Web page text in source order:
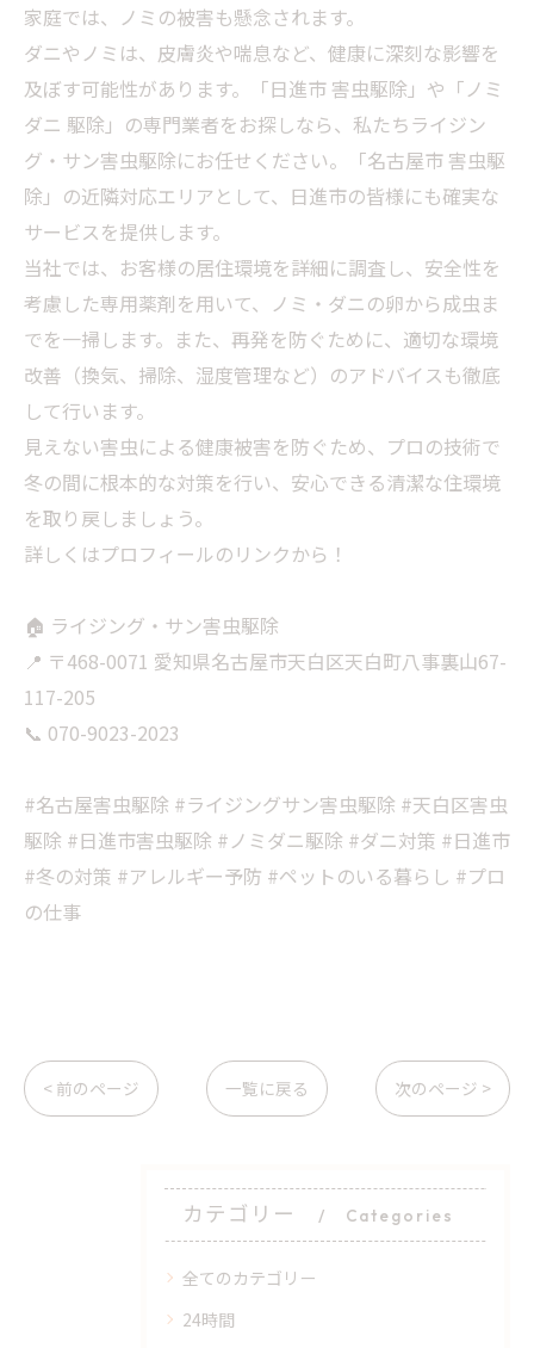
家庭では、ノミの被害も懸念されます。
​ダニやノミは、皮膚炎や喘息など、健康に深刻な影響を
及ぼす可能性があります。「日進市 害虫駆除」や「ノミ
ダニ 駆除」の専門業者をお探しなら、私たちライジン
グ・サン害虫駆除にお任せください。「名古屋市 害虫駆
除」の近隣対応エリアとして、日進市の皆様にも確実な
サービスを提供します。
​当社では、お客様の居住環境を詳細に調査し、安全性を
考慮した専用薬剤を用いて、ノミ・ダニの卵から成虫ま
でを一掃します。また、再発を防ぐために、適切な環境
改善（換気、掃除、湿度管理など）のアドバイスも徹底
して行います。
​見えない害虫による健康被害を防ぐため、プロの技術で
冬の間に根本的な対策を行い、安心できる清潔な住環境
を取り戻しましょう。
​詳しくはプロフィールのリンクから！
​🏠 ライジング・サン害虫駆除
📍 〒468-0071 愛知県名古屋市天白区天白町八事裏山67-
117-205
📞 070-9023-2023
​#名古屋害虫駆除 #ライジングサン害虫駆除 #天白区害虫
駆除 #日進市害虫駆除 #ノミダニ駆除 #ダニ対策 #日進市
#冬の対策 #アレルギー予防 #ペットのいる暮らし #プロ
の仕事
< 前のページ 一覧に戻る 次のページ >
カテゴリー Categories
全てのカテゴリー
24時間